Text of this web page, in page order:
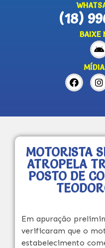
(18)
BAIXE
MOTORISTA
ATROPELA
POSTO DE
Em apuração
verificaram que o
estabelecimento